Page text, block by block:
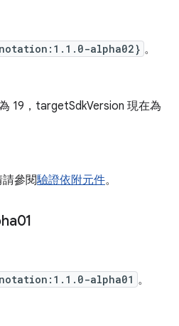
alpha02} 。
19，targetSdkVersion 現在為
參閱驗證依附元件。
alpha01 。